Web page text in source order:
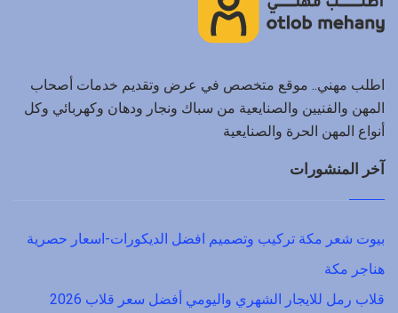
اطلب مهني.. موقع متخصص في عرض وتقديم خدمات أصحاب
المهن والفنيين والصنايعية من سباك ونجار ودهان وكهربائي وكل
أنواع المهن الحرة والصنايعية
آخر المنشورات
بيوت شعر مكة تركيب وتصميم افضل الديكورات-اسعار حصرية
هناجر مكة
قلاب رمل للايجار الشهري واليومي أفضل سعر قلاب 2026